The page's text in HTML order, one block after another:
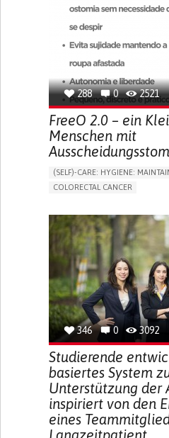
PREVENTING (VACCINATION,
CAREGIVING SUPPORT
GENERAL AND FAMILY MEDICINE
CAREGIVER SUPPORT
SOLUTIONS FOR DISABLED
288 0 2521
FreeO 2.0 – ein
Menschen mit
(SELF)-CARE: HYGIENE:
COLORECTAL CANCER
PROMOTING SELF-
GASTROENTEROLOGY
PORTUGAL
346 0 3092
Studierende
basiertes System
Unterstützung der
inspiriert von den
eines